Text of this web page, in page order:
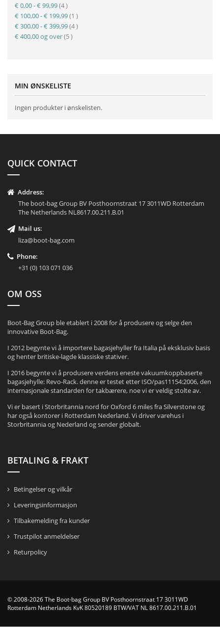
€ 0,00-€ 99,99 4produkt
€ 100,00-€ 199,99 1 produkt
€ 300,00-€ 399,99 4produkt
€ 400,00og over 5produkt
MIN ØNSKELISTE
Ingen produkter i ønskelisten.
QUICK CONTACT
Address:
The boot-bag Group BV Posthoornstraat 17 3011WD Rotterdam
The Netherlands NL8617.00.211.B.01
Mail us:
liza@boot-bag.com
Phone:
+31 (0) 103 071 036
OM OSS
Boot-Bag Group ble etablert i 2008 for å produsere og selge den
innovative Boot-Bag.
I 2012 begynte vi å importere bagasjehyller fra Italia på eksklusiv basis
og henter britiske-lagde klassiske stativer.
I 2016 begynte vi å produsere verdens eneste vakuumkoppbaserte
bagasjehylle: Revo-Rack. denne er testet etter ISO/pas11154:2006, den
internasjonale standarden for takbærere, noe vi er veldig stolte av.
Vi er basert i Storbritannia nord for Oxford 6 miles fra Silverstone og
har også kontorer i Rotterdam Nederland. Vi driver varehus i
Storbritannia og Nederland og sender globalt.
BETALING & FRAKT
Betingelser og vilkår
Leveringsinformasjon
Tilbakemelding fra kunder
Trustpilot anmeldelser
Returpolicy
© 2008-2026 The Boot-bag Group BV Posthoornstraat 17 3011WD
Rotterdam Netherlands KvK 80520189 BTW/VAT NL 8617.00.211.B.01